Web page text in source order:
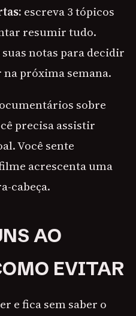
escreva 3 tópicos
resumir tudo.
suas notas para decidir
próxima semana.
sobre
precisa assistir
Você sente
acrescenta uma
cabeça.
AO
EVITAR
e fica sem saber o